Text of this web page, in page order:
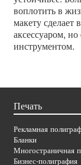
воплотить в
макету
аксессуаром,
инструментом.
Печать
Рекламная
Бланки
Многостраничная
Бизнес-полиграфия